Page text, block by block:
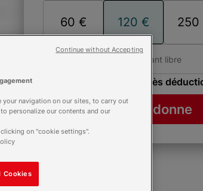
60 € 120 € 250
Montant libre
après
Je donne
navigation on our sites, to carry out
personalize our contents and our
on "cookie settings".
Cookies
Continue without Accepting